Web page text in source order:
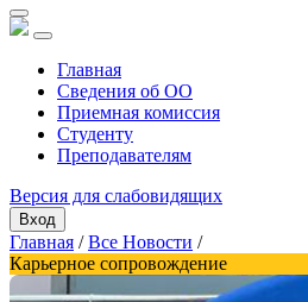
Главная
Сведения об ОО
Приемная комиссия
Студенту
Преподавателям
Версия для слабовидящих
Вход
Главная /Все Новости /
Карьерное сопровождение